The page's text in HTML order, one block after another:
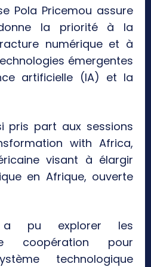
Pola Pricemou assure
la priorité à la
numérique et à
émergentes
artificielle (IA) et la
pris part aux sessions
with Africa,
visant à élargir
en Afrique, ouverte
a pu explorer les
coopération pour
technologique